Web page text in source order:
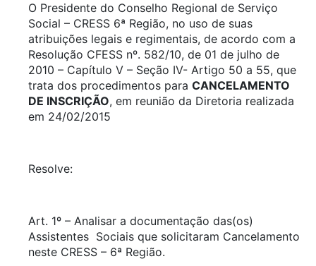
O Presidente do Conselho Regional de Serviço
Social – CRESS 6ª Região, no uso de suas
atribuições legais e regimentais, de acordo com a
Resolução CFESS nº. 582/10, de 01 de julho de
2010 – Capítulo V – Seção IV- Artigo 50 a 55, que
trata dos procedimentos para CANCELAMENTO
DE INSCRIÇÃO, em reunião da Diretoria realizada
em 24/02/2015
Resolve:
Art. 1º – Analisar a documentação das(os)
Assistentes Sociais que solicitaram Cancelamento
neste CRESS – 6ª Região.